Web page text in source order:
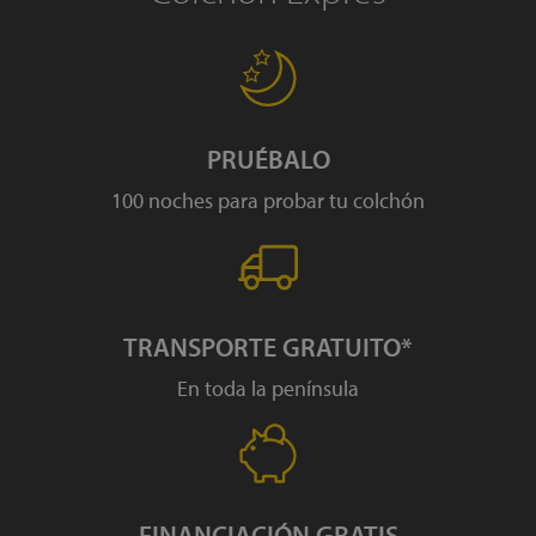
https://www.colchonexpres.com/politica-privacidad/
PRUÉBALO
100 noches para probar tu colchón
TRANSPORTE GRATUITO*
En toda la península